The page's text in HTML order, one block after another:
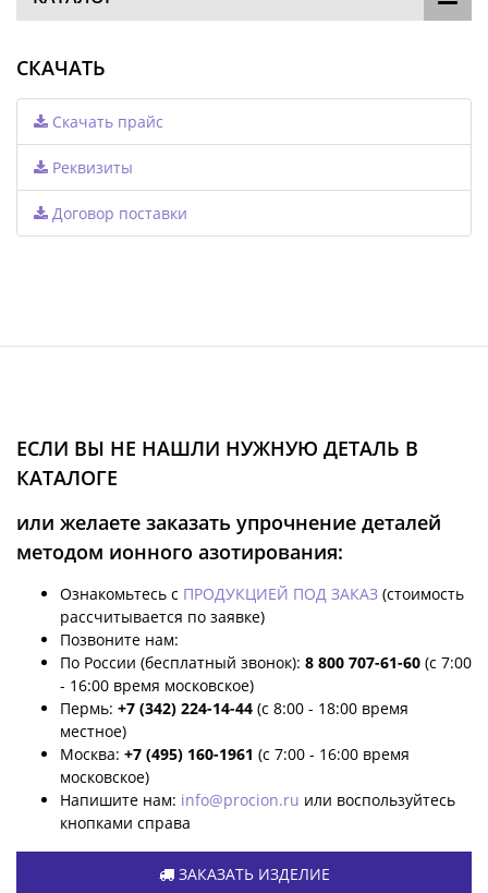
СКАЧАТЬ
Скачать прайс
Реквизиты
Договор поставки
ЕСЛИ ВЫ НЕ НАШЛИ НУЖНУЮ ДЕТАЛЬ В
КАТАЛОГЕ
или желаете заказать упрочнение деталей
методом ионного азотирования:
Ознакомьтесь с ПРОДУКЦИЕЙ ПОД ЗАКАЗ (стоимость
рассчитывается по заявке)
Позвоните нам:
По России (бесплатный звонок): 8 800 707-61-60 (с 7:00
- 16:00 время московское)
Пермь: +7 (342) 224-14-44 (с 8:00 - 18:00 время
местное)
Москва: +7 (495) 160-1961 (с 7:00 - 16:00 время
московское)
Напишите нам: info@procion.ru или воспользуйтесь
кнопками справа
ЗАКАЗАТЬ ИЗДЕЛИЕ